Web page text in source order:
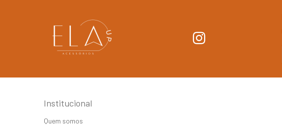
Institucional
Quem somos